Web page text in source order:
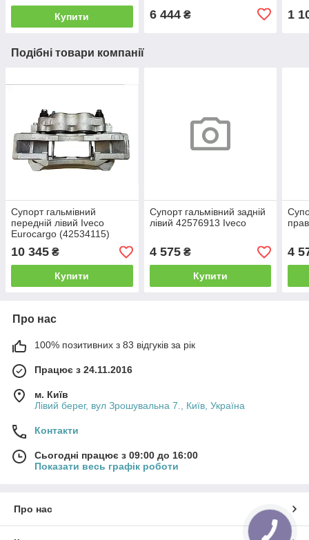
Купити 6 444₴ 1
Подібні товари компанії
Супорт гальмівний
передній лівий Iveco
Eurocargo (42534115)
Convitex
10 345 ₴
Купити
Супорт гальмівний задній
лівий 42576913 Iveco
4 575₴
Купити
4
Про нас
100% позитивних з 83 відгуків за рік
Працює з 24.11.2016
м. Київ
Лівий берег, вул Зрошувальна 7., Київ, Україна
Контакти
Сьогодні працює з 09:00 до 16:00
Показати весь графік роботи
Про нас